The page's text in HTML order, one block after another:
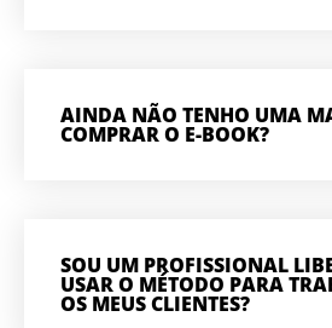
AINDA NÃO TENHO UMA
COMPRAR O E-BOOK?
SOU UM PROFISSIONAL
USAR O MÉTODO PARA
OS MEUS CLIENTES?